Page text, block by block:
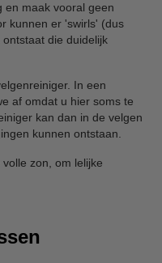
en maak vooral geen
kunnen er 'swirls' (dus
die duidelijk
In een
af omdat u hier soms te
kan dan in de velgen
kunnen ontstaan.
zon, om lelijke